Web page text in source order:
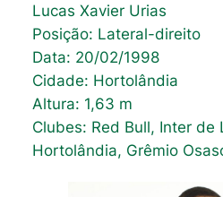
Lucas Xavier Urias
Posição: Lateral-direito
Data: 20/02/1998
Cidade: Hortolândia
Altura: 1,63 m
Clubes: Red Bull, Inter de
Hortolândia, Grêmio